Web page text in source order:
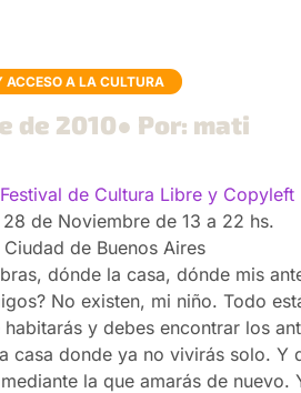
ACCESO A LA CULTURA
de 2010● Por: mati
de Cultura Libre y Copyleft
de Noviembre de 13 a 22 hs.
de Buenos Aires
dónde la casa, dónde mis
No existen, mi niño. Todo
y debes encontrar los
casa donde ya no vivirás solo. Y
la que amarás de